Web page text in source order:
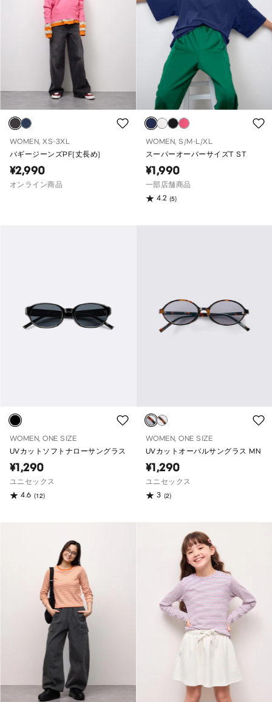
WOMEN, XS-3XL
バギージーンズPF(丈長め)
¥2,990
オンライン商品
WOMEN, S/M-L/XL
スーパーオーバーサイズT ST
¥1,990
一部店舗商品
4.2 (5)
WOMEN, ONE SIZE
UVカットソフトナローサングラス
¥1,290
ユニセックス
4.6 (12)
WOMEN, ONE SIZE
UVカットオーバルサングラス MN
¥1,290
ユニセックス
3 (2)